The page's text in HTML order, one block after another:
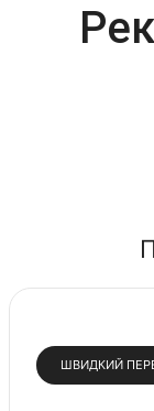
ШВИДКИЙ